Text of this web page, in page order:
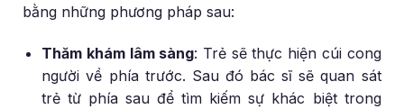
bằng những phương pháp sau:
Thăm khám lâm sàng: Trẻ sẽ thực hiện cúi cong
người về phía trước. Sau đó bác sĩ sẽ quan sát
trẻ từ phía sau để tìm kiếm sự khác biệt trong